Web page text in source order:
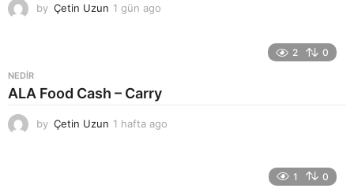
by Çetin Uzun 1 gün ago
2 0
NEDIR
ALA Food Cash – Carry
by Çetin Uzun 1 hafta ago
1 0